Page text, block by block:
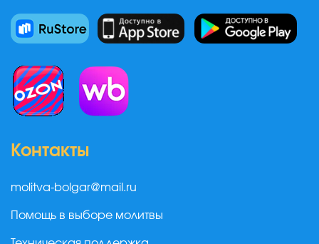
Контакты
molitva-bolgar@mail.ru
Помощь в выборе молитвы